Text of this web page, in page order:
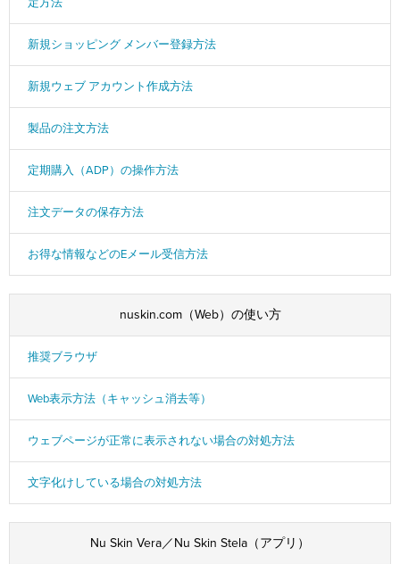
新規ショッピング メンバー登録方法
新規ウェブ アカウント作成方法
製品の注文方法
定期購入（ADP）の操作方法
注文データの保存方法
お得な情報などのEメール受信方法
nuskin.com（Web）の使い方
推奨ブラウザ
Web表示方法（キャッシュ消去等）
ウェブページが正常に表示されない場合の対処方法
文字化けしている場合の対処方法
Nu Skin Vera／Nu Skin Stela（アプリ）